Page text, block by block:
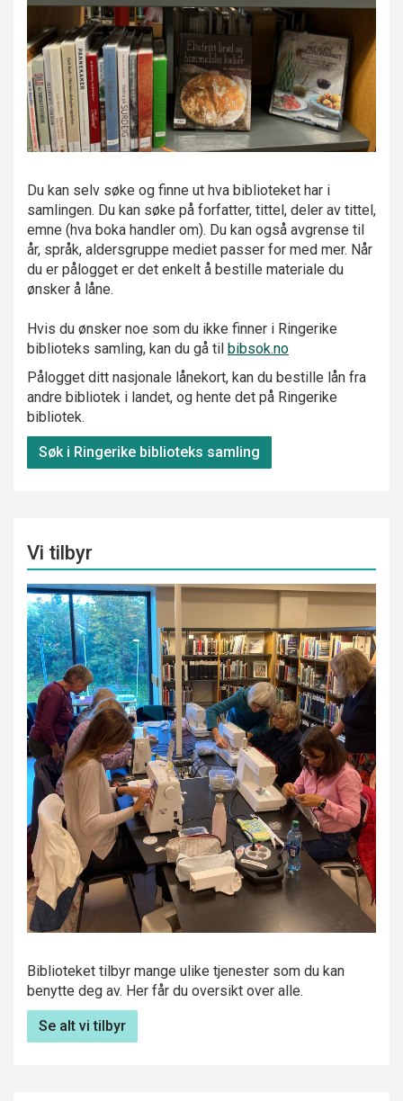
Du kan selv søke og finne ut hva biblioteket har i
samlingen. Du kan søke på forfatter, tittel, deler av tittel,
emne (hva boka handler om). Du kan også avgrense til
år, språk, aldersgruppe mediet passer for med mer. Når
du er pålogget er det enkelt å bestille materiale du
ønsker å låne.
Hvis du ønsker noe som du ikke finner i Ringerike
biblioteks samling, kan du gå til bibsok.no
Pålogget ditt nasjonale lånekort, kan du bestille lån fra
andre bibliotek i landet, og hente det på Ringerike
bibliotek.
Søk i Ringerike biblioteks samling
Vi tilbyr
Biblioteket tilbyr mange ulike tjenester som du kan
benytte deg av. Her får du oversikt over alle.
Se alt vi tilbyr